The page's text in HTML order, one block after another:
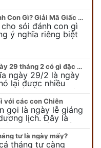
Mơ Thấy Chó Sói Đánh Con Gì? Giải Mã Giấc Mơ Bí Ẩn
sói đánh con gì
ý nghĩa riêng biệt
tâm trạng, suy nghĩ
Khám phá ý nghĩa ngày 29 tháng 2 có gì đặc biệt?
ngày 29/2 là ngày
lại được nhiều
Tất cả mọi người
với các con Chiên
gọi là ngày lễ giáng
lịch. Đây là
chúa giáo, ngày
sinh,…
tư là ngày mấy?
tháng tư càng